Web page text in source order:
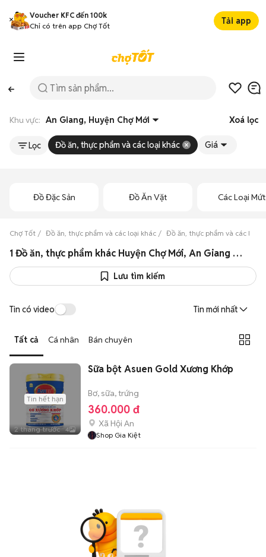
Voucher KFC đến 100k
Chỉ có trên app Chợ Tốt
Tải app
Khu vực: An Giang, Huyện Chợ Mới Xoá lọc
Lọc Đồ ăn, thực phẩm và các loại khác Giá
Đồ Đặc Sản Đồ Ăn Vặt Các Loại Mứt
Chợ Tốt Đồ ăn, thực phẩm và các loại khác Đồ ăn, thực phẩm và các loại
1 Đồ ăn, thực phẩm khác Huyện Chợ Mới, An Giang giá rẻ
Lưu tìm kiếm
Tin có video Tin mới nhất
Tất cả Cá nhân Bán chuyên
Tin hết hạn
2 tháng trước 4
Sữa bột Asuen Gold Xương Khớp
Bơ, sữa, trứng
360.000 đ
Xã Hội An
Shop Gia Kiệt